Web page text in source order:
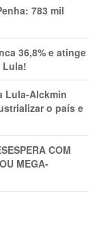
783 mil
36,8% e atinge
Lula!
Lula-Alckmin
o país e
COM
MEGA-